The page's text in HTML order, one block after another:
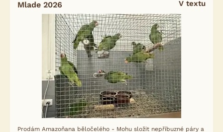
Mlade 2026 V textu
Prodám Amazoňana běločelého - Mohu složit nepříbuzné páry a